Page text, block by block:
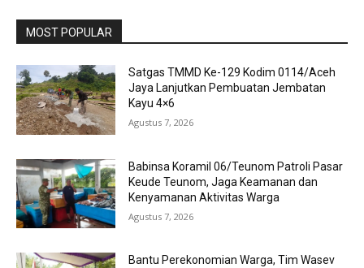
MOST POPULAR
Satgas TMMD Ke-129 Kodim 0114/Aceh
Jaya Lanjutkan Pembuatan Jembatan
Kayu 4×6
Agustus 7, 2026
Babinsa Koramil 06/Teunom Patroli Pasar
Keude Teunom, Jaga Keamanan dan
Kenyamanan Aktivitas Warga
Agustus 7, 2026
Bantu Perekonomian Warga, Tim Wasev